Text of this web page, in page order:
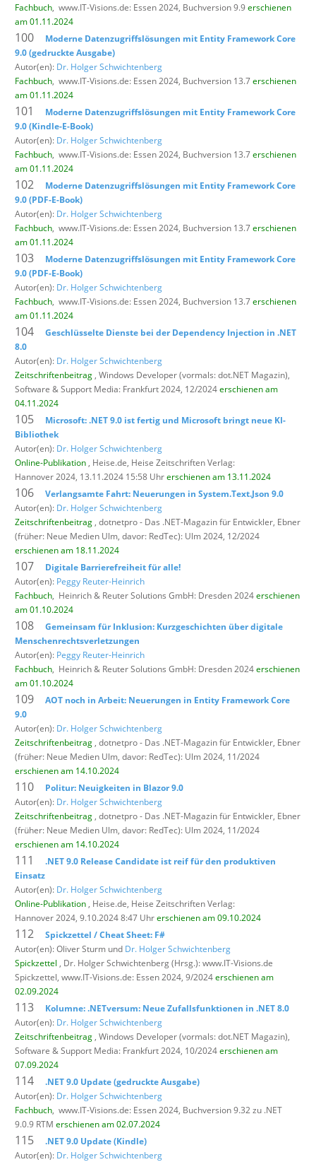
Fachbuch, www.IT-Visions.de: Essen 2024, Buchversion 9.9erschienen
am 01.11.2024
100
Moderne Datenzugriffslösungen mit Entity Framework Core
9.0 (gedruckte Ausgabe)
Autor(en): Dr. Holger Schwichtenberg
Fachbuch, www.IT-Visions.de: Essen 2024, Buchversion 13.7erschienen
am 01.11.2024
101
Moderne Datenzugriffslösungen mit Entity Framework Core
9.0 (Kindle-E-Book)
Autor(en): Dr. Holger Schwichtenberg
Fachbuch, www.IT-Visions.de: Essen 2024, Buchversion 13.7erschienen
am 01.11.2024
102
Moderne Datenzugriffslösungen mit Entity Framework Core
9.0 (PDF-E-Book)
Autor(en): Dr. Holger Schwichtenberg
Fachbuch, www.IT-Visions.de: Essen 2024, Buchversion 13.7erschienen
am 01.11.2024
103
Moderne Datenzugriffslösungen mit Entity Framework Core
9.0 (PDF-E-Book)
Autor(en): Dr. Holger Schwichtenberg
Fachbuch, www.IT-Visions.de: Essen 2024, Buchversion 13.7erschienen
am 01.11.2024
104
Geschlüsselte Dienste bei der Dependency Injection in .NET
8.0
Autor(en): Dr. Holger Schwichtenberg
Zeitschriftenbeitrag , Windows Developer (vormals: dot.NET Magazin),
Software & Support Media: Frankfurt 2024, 12/2024erschienen am
04.11.2024
105
Microsoft: .NET 9.0 ist fertig und Microsoft bringt neue KI-
Bibliothek
Autor(en): Dr. Holger Schwichtenberg
Online-Publikation , Heise.de, Heise Zeitschriften Verlag:
Hannover 2024, 13.11.2024 15:58 Uhrerschienen am 13.11.2024
106
Verlangsamte Fahrt: Neuerungen in System.Text.Json 9.0
Autor(en): Dr. Holger Schwichtenberg
Zeitschriftenbeitrag , dotnetpro - Das .NET-Magazin für Entwickler, Ebner
(früher: Neue Medien Ulm, davor: RedTec): Ulm 2024, 12/2024
erschienen am 18.11.2024
107
Digitale Barrierefreiheit für alle!
Autor(en): Peggy Reuter-Heinrich
Fachbuch, Heinrich & Reuter Solutions GmbH: Dresden 2024erschienen
am 01.10.2024
108
Gemeinsam für Inklusion: Kurzgeschichten über digitale
Menschenrechtsverletzungen
Autor(en): Peggy Reuter-Heinrich
Fachbuch, Heinrich & Reuter Solutions GmbH: Dresden 2024erschienen
am 01.10.2024
109
AOT noch in Arbeit: Neuerungen in Entity Framework Core
9.0
Autor(en): Dr. Holger Schwichtenberg
Zeitschriftenbeitrag , dotnetpro - Das .NET-Magazin für Entwickler, Ebner
(früher: Neue Medien Ulm, davor: RedTec): Ulm 2024, 11/2024
erschienen am 14.10.2024
110
Politur: Neuigkeiten in Blazor 9.0
Autor(en): Dr. Holger Schwichtenberg
Zeitschriftenbeitrag , dotnetpro - Das .NET-Magazin für Entwickler, Ebner
(früher: Neue Medien Ulm, davor: RedTec): Ulm 2024, 11/2024
erschienen am 14.10.2024
111
.NET 9.0 Release Candidate ist reif für den produktiven
Einsatz
Autor(en): Dr. Holger Schwichtenberg
Online-Publikation , Heise.de, Heise Zeitschriften Verlag:
Hannover 2024, 9.10.2024 8:47 Uhrerschienen am 09.10.2024
112
Spickzettel / Cheat Sheet: F#
Autor(en): Oliver Sturm und Dr. Holger Schwichtenberg
Spickzettel , Dr. Holger Schwichtenberg (Hrsg.): www.IT-Visions.de
Spickzettel, www.IT-Visions.de: Essen 2024, 9/2024erschienen am
02.09.2024
113
Kolumne: .NETversum: Neue Zufallsfunktionen in .NET 8.0
Autor(en): Dr. Holger Schwichtenberg
Zeitschriftenbeitrag , Windows Developer (vormals: dot.NET Magazin),
Software & Support Media: Frankfurt 2024, 10/2024erschienen am
07.09.2024
114
.NET 9.0 Update (gedruckte Ausgabe)
Autor(en): Dr. Holger Schwichtenberg
Fachbuch, www.IT-Visions.de: Essen 2024, Buchversion 9.32 zu .NET
9.0.9 RTM erschienen am 02.07.2024
115
.NET 9.0 Update (Kindle)
Autor(en): Dr. Holger Schwichtenberg